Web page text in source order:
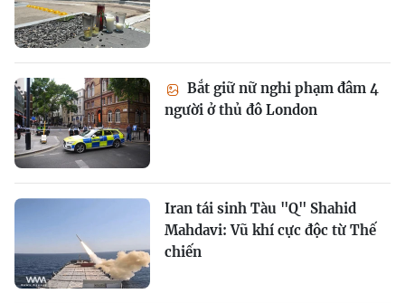
Bắt giữ nữ nghi phạm đâm 4
người ở thủ đô London
Iran tái sinh Tàu "Q" Shahid
Mahdavi: Vũ khí cực độc từ Thế
chiến